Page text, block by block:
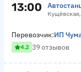
13:00
Перевозчик:ИП
4.2 39 отзывов